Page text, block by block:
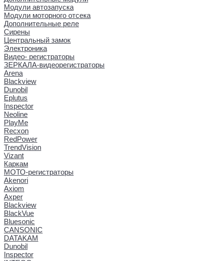
Модули автозапуска
Модули моторного отсека
Дополнительные реле
Сирены
Центральный замок
Электроника
Видео- регистраторы
ЗЕРКАЛА-видеорегистраторы
Arena
Blackview
Dunobil
Eplutus
Inspector
Neoline
PlayMe
Recxon
RedPower
TrendVision
Vizant
Каркам
МОТО-регистраторы
Akenori
Axiom
Axper
Blackview
BlackVue
Bluesonic
CANSONIC
DATAKAM
Dunobil
Inspector